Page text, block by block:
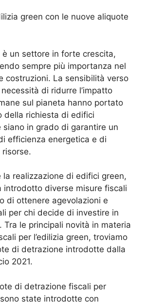
green con le nuove aliquote
è un settore in forte crescita,
sempre più importanza nel
costruzioni. La sensibilità verso
necessità di ridurre l’impatto
sul pianeta hanno portato
della richiesta di edifici
siano in grado di garantire un
efficienza energetica e di
la realizzazione di edifici green,
introdotto diverse misure fiscali
di ottenere agevolazioni e
per chi decide di investire in
Tra le principali novità in materia
per l’edilizia green, troviamo
di detrazione introdotte dalla
2021.
di detrazione fiscali per
sono state introdotte con